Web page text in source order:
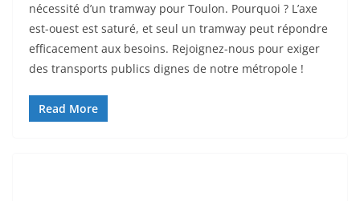
nécessité d’un tramway pour Toulon. Pourquoi ? L’axe
est-ouest est saturé, et seul un tramway peut répondre
efficacement aux besoins. Rejoignez-nous pour exiger
des transports publics dignes de notre métropole !
Read More